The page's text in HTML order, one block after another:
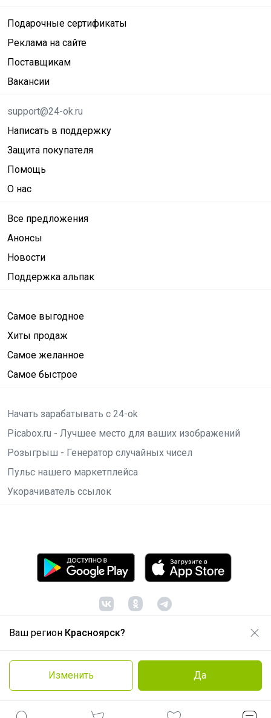
Ваш регион Красноярск?
Изменить Да
Подарочные сертификаты
Реклама на сайте
Поставщикам
Вакансии
support@24-ok.ru
Написать в поддержку
Защита покупателя
Помощь
О нас
Все предложения
Анонсы
Новости
Поддержка альпак
Самое выгодное
Хиты продаж
Самое желанное
Самое быстрое
Начать зарабатывать с 24-ok
Picabox.ru - Лучшее место для ваших изображений
Розыгрыш - Генератор случайных чисел
Пульс нашего маркетплейса
Укорачиватель ссылок
© ООО "Лявита", ОГРН 1122468054070, 2012 -2026
Политика конфиденциальности
Cоглашение пользователя